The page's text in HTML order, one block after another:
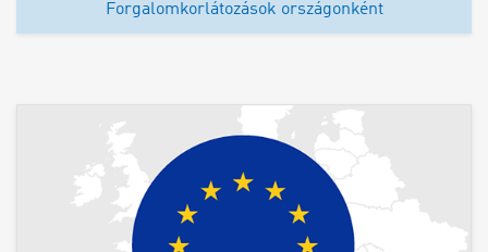
Forgalomkorlátozások országonként